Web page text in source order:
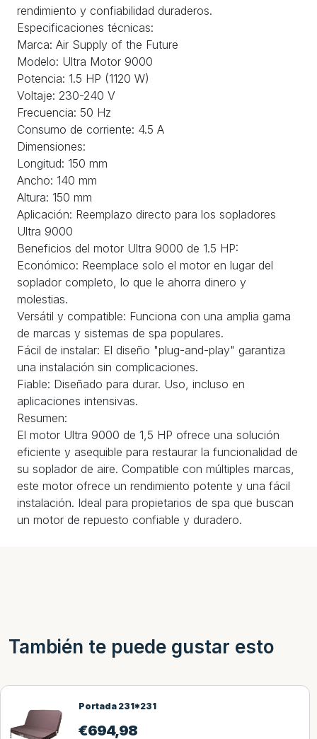
rendimiento y confiabilidad duraderos.
Especificaciones técnicas:
Marca: Air Supply of the Future
Modelo: Ultra Motor 9000
Potencia: 1.5 HP (1120 W)
Voltaje: 230-240 V
Frecuencia: 50 Hz
Consumo de corriente: 4.5 A
Dimensiones:
Longitud: 150 mm
Ancho: 140 mm
Altura: 150 mm
Aplicación: Reemplazo directo para los sopladores
Ultra 9000
Beneficios del motor Ultra 9000 de 1.5 HP:
Económico: Reemplace solo el motor en lugar del
soplador completo, lo que le ahorra dinero y
molestias.
Versátil y compatible: Funciona con una amplia gama
de marcas y sistemas de spa populares.
Fácil de instalar: El diseño "plug-and-play" garantiza
una instalación sin complicaciones.
Fiable: Diseñado para durar. Uso, incluso en
aplicaciones intensivas.
Resumen:
El motor Ultra 9000 de 1,5 HP ofrece una solución
eficiente y asequible para restaurar la funcionalidad de
su soplador de aire. Compatible con múltiples marcas,
este motor ofrece un rendimiento potente y una fácil
instalación. Ideal para propietarios de spa que buscan
un motor de repuesto confiable y duradero.
También te puede gustar esto
Portada 231*231
€ 694,98